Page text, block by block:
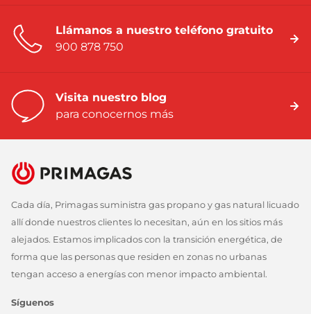
Llámanos a nuestro teléfono gratuito
900 878 750
Visita nuestro blog
para conocernos más
Cada día, Primagas suministra gas propano y gas natural licuado
allí donde nuestros clientes lo necesitan, aún en los sitios más
alejados. Estamos implicados con la transición energética, de
forma que las personas que residen en zonas no urbanas
tengan acceso a energías con menor impacto ambiental.
Síguenos